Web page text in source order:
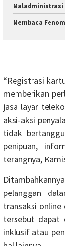
Maladministrasi
Membaca
“Registrasi
memberikan
jasa layar
aksi-aksi
tidak
penipuan,
terangnya,
pelanggan
transaksi online
tersebut dapat
inklusif atau